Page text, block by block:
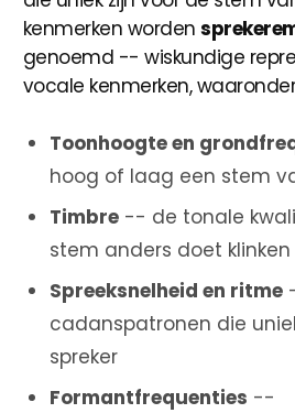
kenmerken worden
genoemd -- wiskundige
vocale kenmerken,
Toonhoogte en
hoog of laag een stem
Timbre -- de tonale
stem anders doet
Spreeksnelheid en ritme
cadanspatronen die
spreker
Formantfrequenties --